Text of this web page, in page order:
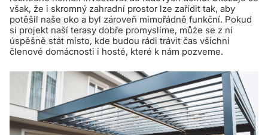
však, že i skromný zahradní prostor lze zařídit tak, aby
potěšil naše oko a byl zároveň mimořádně funkční. Pokud
si projekt naší terasy dobře promyslíme, může se z ní
úspěšně stát místo, kde budou rádi trávit čas všichni
členové domácnosti i hosté, které k nám pozveme.